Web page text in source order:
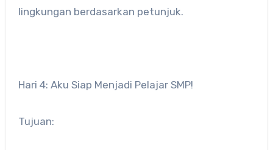
lingkungan berdasarkan petunjuk.
Hari 4: Aku Siap Menjadi Pelajar SMP!
Tujuan: